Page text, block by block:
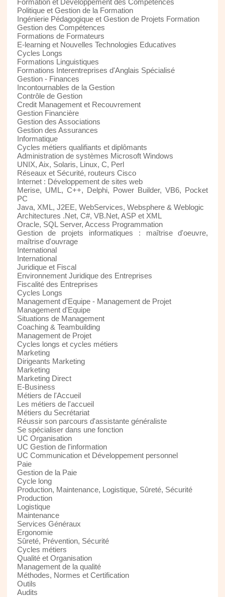
Politique et Gestion de la Formation
Ingénierie Pédagogique et Gestion de Projets Formation
Gestion des Compétences
Formations de Formateurs
E-learning et Nouvelles Technologies Educatives
Cycles Longs
Formations Linguistiques
Formations Interentreprises d'Anglais Spécialisé
Gestion - Finances
Incontournables de la Gestion
Contrôle de Gestion
Credit Management et Recouvrement
Gestion Financière
Gestion des Associations
Gestion des Assurances
Informatique
Cycles métiers qualifiants et diplômants
Administration de systèmes Microsoft Windows
UNIX, Aix, Solaris, Linux, C, Perl
Réseaux et Sécurité, routeurs Cisco
Internet : Développement de sites web
Merise, UML, C++, Delphi, Power Builder, VB6, Pocket
PC
Java, XML, J2EE, WebServices, Websphere & Weblogic
Architectures .Net, C#, VB.Net, ASP et XML
Oracle, SQL Server, Access Programmation
Gestion de projets informatiques : maîtrise d'oeuvre,
maîtrise d'ouvrage
International
International
Juridique et Fiscal
Environnement Juridique des Entreprises
Fiscalité des Entreprises
Cycles Longs
Management d'Equipe - Management de Projet
Management d'Equipe
Situations de Management
Coaching & Teambuilding
Management de Projet
Cycles longs et cycles métiers
Marketing
Dirigeants Marketing
Marketing
Marketing Direct
E-Business
Métiers de l'Accueil
Les métiers de l'accueil
Métiers du Secrétariat
Réussir son parcours d'assistante généraliste
Se spécialiser dans une fonction
UC Organisation
UC Gestion de l'information
UC Communication et Développement personnel
Paie
Gestion de la Paie
Cycle long
Production, Maintenance, Logistique, Sûreté, Sécurité
Production
Logistique
Maintenance
Services Généraux
Ergonomie
Sûreté, Prévention, Sécurité
Cycles métiers
Qualité et Organisation
Management de la qualité
Méthodes, Normes et Certification
Outils
Audits